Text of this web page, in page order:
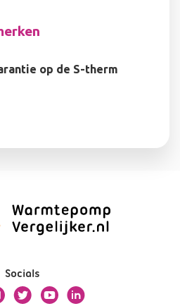
op de S-therm
Socials